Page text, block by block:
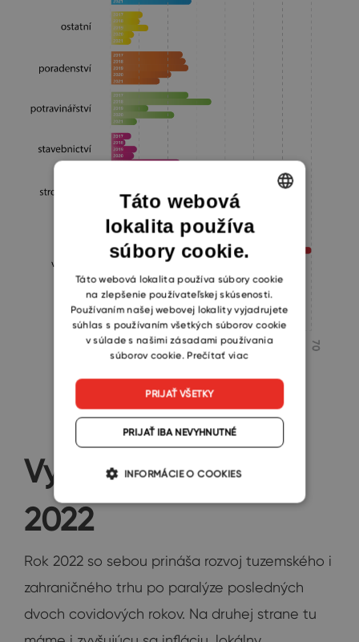
Vyhliadky na rok
2022
Rok 2022 so sebou prináša rozvoj tuzemského i
zahraničného trhu po paralýze posledných
dvoch covidových rokov. Na druhej strane tu
ENGLISH
SLOVAK
Táto webová
lokalita používa
súbory cookie.
Táto webová lokalita používa súbory cookie
na zlepšenie používateľskej skúsenosti.
Používaním našej webovej lokality vyjadrujete
súhlas s používaním všetkých súborov cookie
v súlade s našimi zásadami používania
súborov cookie. Prečítať viac
PRIJAŤ VŠETKY
PRIJAŤ IBA NEVYHNUTNÉ
INFORMÁCIE O COOKIES